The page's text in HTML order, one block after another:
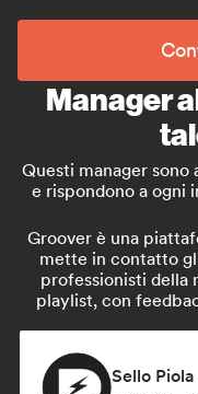
Manager
Questi manager
e rispondono a ogni
Groover è una
mette in contatto
professionisti della
playlist, con
Sello Piola